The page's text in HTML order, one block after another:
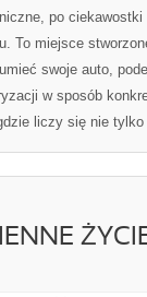
po
To miejsce
swoje auto,
w sposób
liczy się nie